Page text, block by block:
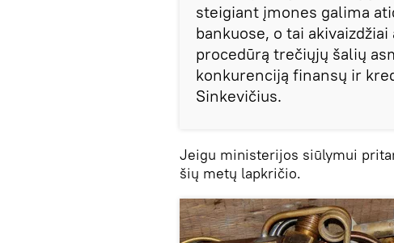
steigiant įmones galima
bankuose, o tai
procedūrą trečiųjų šalių
konkurenciją finansų ir
Sinkevičius.
Jeigu ministerijos siūlymui
šių metų lapkričio.